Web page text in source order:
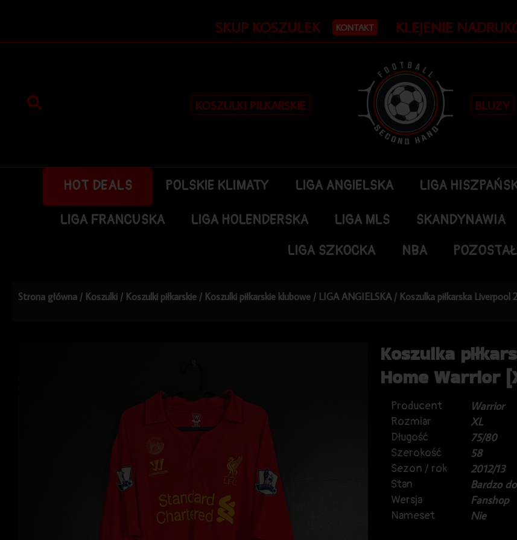
treści
SKUP KOSZULEK KONTAKT KLEJENIE
KOSZULKI PIŁKARSKIE BLUZY
HOT DEALS POLSKIE KLIMATY LIGA ANGIELSKA LIGA
LIGA FRANCUSKA LIGA HOLENDERSKA LIGA MLS SKANDYNAWIA
LIGA SZKOCKA
NBA
Strona główna / Koszulki / Koszulki piłkarskie / Koszulki piłkarskie klubowe / LIGA ANGIELSKA / Koszulka piłkarska
Koszulka
Home Warrior
Producent
Warrior
Rozmiar
XL
Długość
75/80
Szerokość
58
Sezon / rok
2012/13
Stan
Bardzo
Wersja
Fanshop
Nameset
Nie